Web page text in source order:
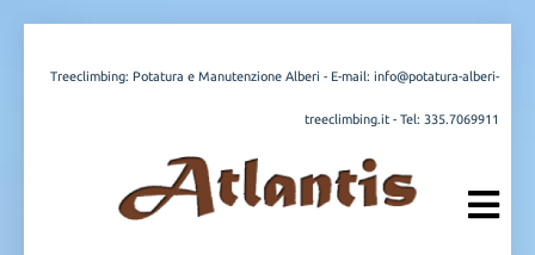
Treeclimbing: Potatura e Manutenzione Alberi - E-mail: info@potatura-alberi-
treeclimbing.it - Tel: 335.7069911